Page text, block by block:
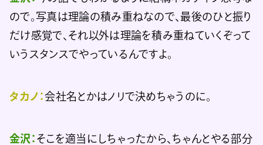
ので。写真は理論の積み重ねなので、最後のひと振り
だけ感覚で、それ以外は理論を積み重ねていくぞって
いうスタンスでやっているんですよ。
タカノ：会社名とかはノリで決めちゃうのに。
金沢： そこを適当にしちゃったから、ちゃんとやる部分